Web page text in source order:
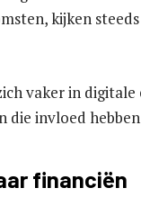
kijken
vaker in
die invloed
financiën